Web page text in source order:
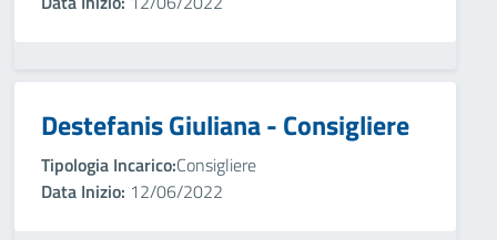
Destefanis Giuliana - Consigliere
Tipologia Incarico:Consigliere
Data Inizio: 12/06/2022